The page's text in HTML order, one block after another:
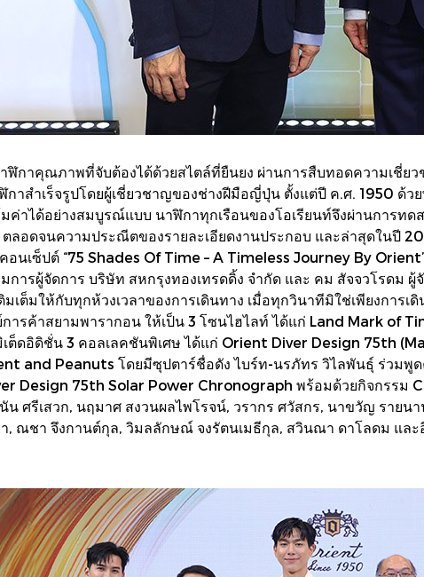
ฬิกาคุณภาพที่จับต้องได้ด้วยสไตล์ที่ยืนยง ผ่านการสืบทอดความเชี่ย
กาสำเร็จรูปโดยผู้เชี่ยวชาญของช่างฝีมือญี่ปุ่น ตั้งแต่ปี ค.ศ. 1950
ค่าได้อย่างสมบูรณ์แบบ นาฬิกาทุกเรือนของโอเรียนท์จึงผ่านการ
ตลอดจนความประณีตของรายละเอียดงานประกอบ และล่าสุดในปี
อนเซ็ปต์ “75 Shades Of Time – A Timeless Journey By
ารผู้จัดการ บริษัท สหกรุงทองเทรดดิ้ง จำกัด และ คม สัจจวโรดม ผู้
มเต็มให้กับทุกห้วงเวลาของการเดินทาง เมื่อทุกวินาทีมิใช่เพียงกา
ารค้าสยามพารากอน ให้เป็น 3 โซนไฮไลท์ ได้แก่ Land Mark of
ต็ดอิดิชั่น 3 คอลเลคชันพิเศษ ได้แก่ Orient Diver Design 75th
and Peanuts โดยมีซุปตาร์ชื่อดัง ไบร์ท-นรภัทร วิไลพันธุ์ ร่วมพู
Design 75th Solar Power Chronograph พร้อมด้วยกิจกรรม
ศรีเสวก, นฤมาศ สงวนผลไพโรจน์, วรากร ศวัสกร, นาขวัญ ราย
ณชา จึงกานต์กุล, วิมลลักษณ์ จงรัตนเมธีกุล, สวินณา ดาโลดม และ